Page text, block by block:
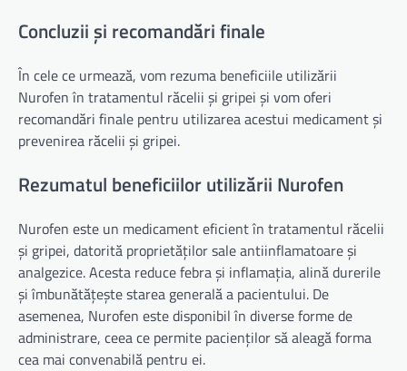
Concluzii și recomandări finale
În cele ce urmează, vom rezuma beneficiile utilizării
Nurofen în tratamentul răcelii și gripei și vom oferi
recomandări finale pentru utilizarea acestui medicament și
prevenirea răcelii și gripei.
Rezumatul beneficiilor utilizării Nurofen
Nurofen este un medicament eficient în tratamentul răcelii
și gripei, datorită proprietăților sale antiinflamatoare și
analgezice. Acesta reduce febra și inflamația, alină durerile
și îmbunătățește starea generală a pacientului. De
asemenea, Nurofen este disponibil în diverse forme de
administrare, ceea ce permite pacienților să aleagă forma
cea mai convenabilă pentru ei.